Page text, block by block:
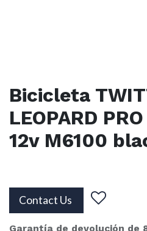
Bicicleta
LEOPARD
12v M6100
Contact Us
Garantía de devolución de